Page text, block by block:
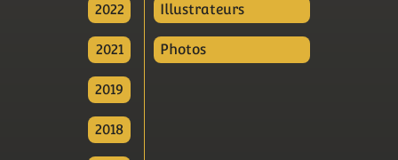
2022
2021
2019
2018
Illustrateurs
Photos